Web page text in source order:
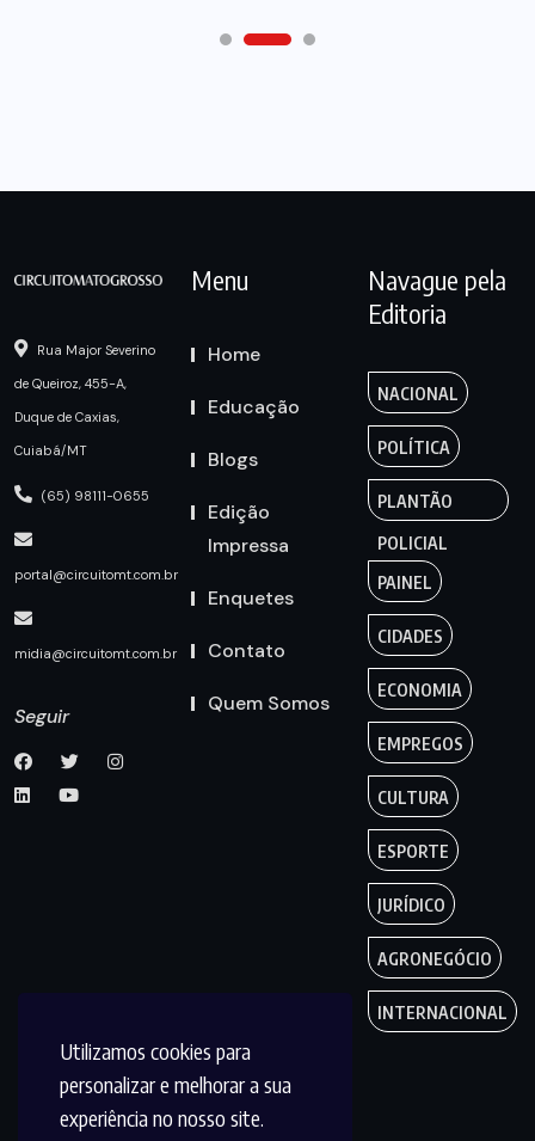
Utilizamos cookies para
personalizar e melhorar a sua
experiência no nosso site.
Rua Major Severino
de Queiroz, 455-A,
Duque de Caxias,
Cuiabá/MT
(65) 98111-0655
portal@circuitomt.com.br
midia@circuitomt.com.br
Seguir
Menu
Home
Educação
Blogs
Edição
Impressa
Enquetes
Contato
Quem Somos
Navague pela
Editoria
NACIONAL
POLÍTICA
PLANTÃO
POLICIAL
PAINEL
CIDADES
ECONOMIA
EMPREGOS
CULTURA
ESPORTE
JURÍDICO
AGRONEGÓCIO
INTERNACIONAL